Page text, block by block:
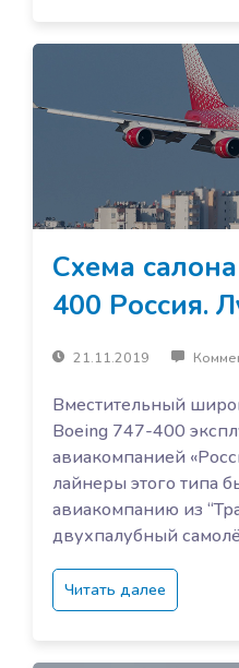
Схема
400 Россия.
21.11.2019
Вместительный
Boeing 747-400
авиакомпанией
лайнеры этого типа
авиакомпанию из
двухпалубный
Читать далее